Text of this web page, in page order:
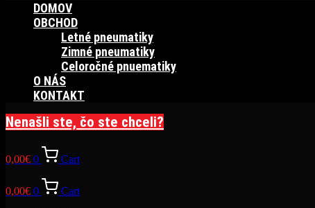
DOMOV
OBCHOD
Letné pneumatiky
Zimné pneumatiky
Celoročné pnuematiky
O NÁS
KONTAKT
Nenašli ste, čo ste chceli?
0,00€ 0 Cart
0,00€ 0 Cart